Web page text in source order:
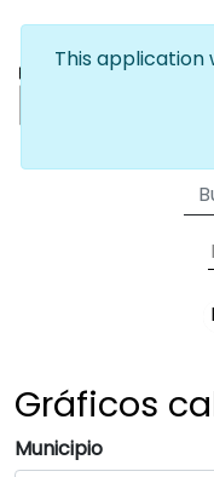
Gráficos
Municipio
This application